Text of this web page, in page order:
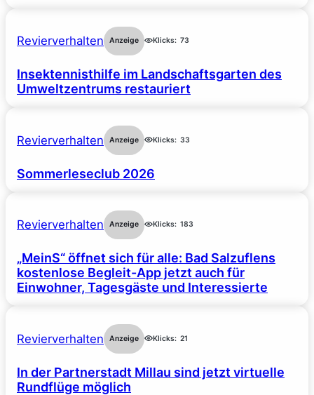
Revierverhalten Anzeige Klicks: 73
Insektennisthilfe im Landschaftsgarten des
Umweltzentrums restauriert
Revierverhalten Anzeige Klicks: 33
Sommerleseclub 2026
Revierverhalten Anzeige Klicks: 183
„MeinS“ öffnet sich für alle: Bad Salzuflens
kostenlose Begleit-App jetzt auch für
Einwohner, Tagesgäste und Interessierte
Revierverhalten Anzeige Klicks: 21
In der Partnerstadt Millau sind jetzt virtuelle
Rundflüge möglich